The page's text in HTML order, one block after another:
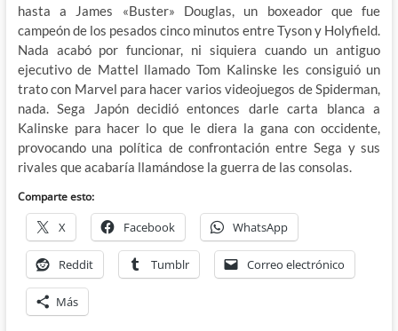
hasta a James «Buster» Douglas, un boxeador que fue
campeón de los pesados cinco minutos entre Tyson y Holyfield.
Nada acabó por funcionar, ni siquiera cuando un antiguo
ejecutivo de Mattel llamado Tom Kalinske les consiguió un
trato con Marvel para hacer varios videojuegos de Spiderman,
nada. Sega Japón decidió entonces darle carta blanca a
Kalinske para hacer lo que le diera la gana con occidente,
provocando una política de confrontación entre Sega y sus
rivales que acabaría llamándose la guerra de las consolas.
Comparte esto:
X Facebook WhatsApp
Reddit Tumblr Correo electrónico
Más